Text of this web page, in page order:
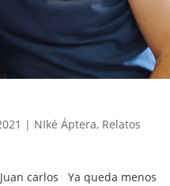
| NIké Áptera, Relatos
carlos Ya queda menos